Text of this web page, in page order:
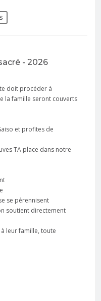
- 2026
doit procéder à
la famille seront couverts
et profites de
TA place dans notre
se pérennisent
soutient directement
leur famille, toute